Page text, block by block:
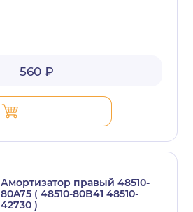
560 ₽
Амортизатор правый 48510-
80A75 ( 48510-80B41 48510-
42730 )